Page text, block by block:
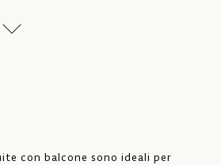
con balcone sono ideali per